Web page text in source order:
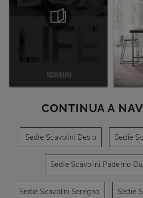
CONTINUA A
Sedie Scavolini Desio Sedie
Sedie Scavolini Paderno
Sedie Scavolini Seregno Sedie